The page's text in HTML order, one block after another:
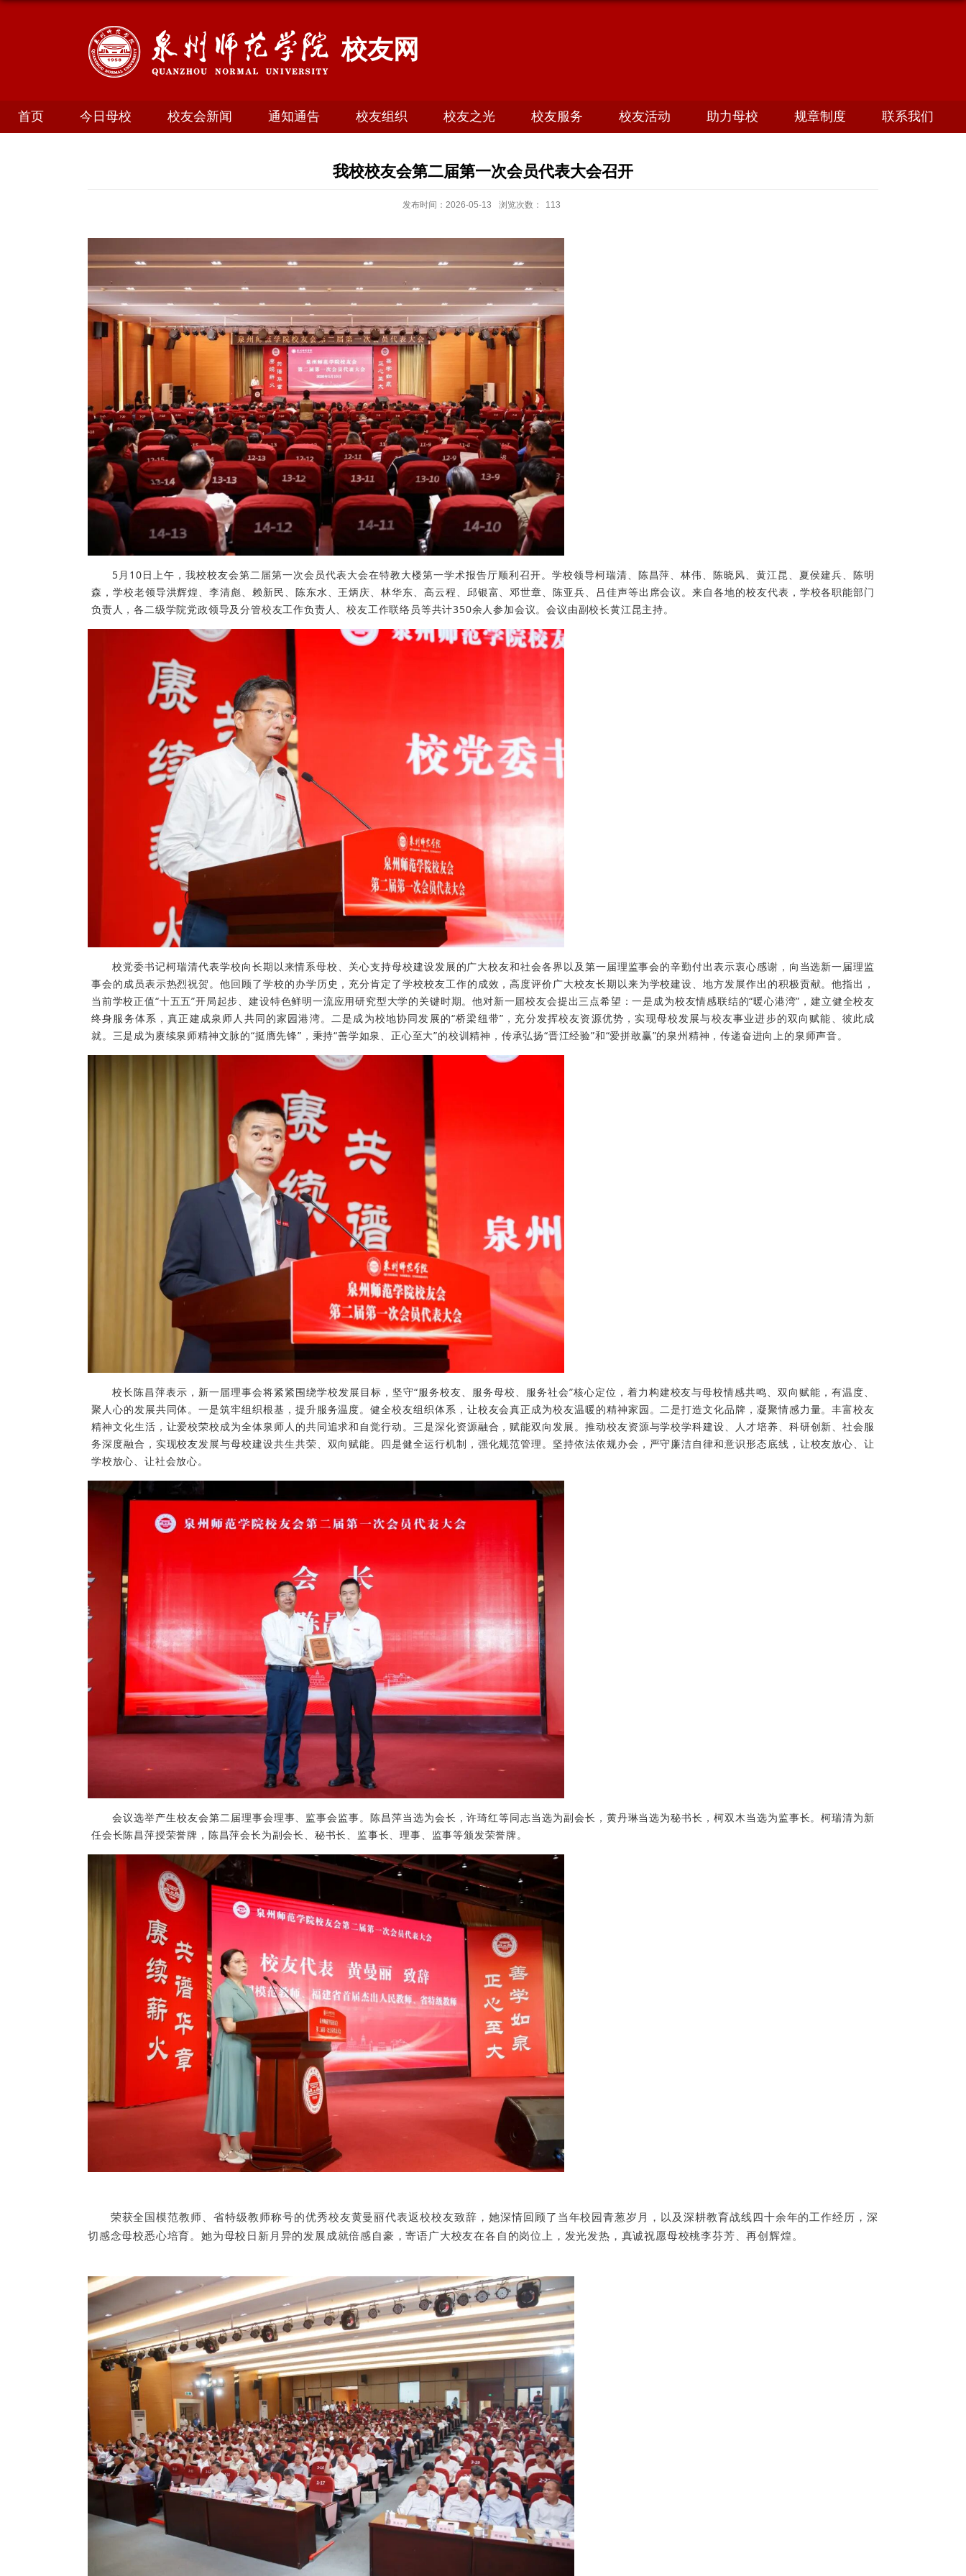
校友网
首页 今日母校 校友会新闻 通知通告 校友组织 校友之光 校友服务 校友活动 助力母校 规章制度 联系我们
我校校友会第二届第一次会员代表大会召开
发布时间：2026-05-13 浏览次数： 113
5月10日上午，我校校友会第二届第一次会员代表大会在特教大楼第一学术报告厅顺利召开。学校领导柯瑞清、陈昌萍、林伟、陈晓风、黄江昆、夏侯建兵、陈明
森，学校老领导洪辉煌、李清彪、赖新民、陈东水、王炳庆、林华东、高云程、邱银富、邓世章、陈亚兵、吕佳声等出席会议。来自各地的校友代表，学校各职能部门
负责人，各二级学院党政领导及分管校友工作负责人、校友工作联络员等共计350余人参加会议。会议由副校长黄江昆主持。
校党委书记柯瑞清代表学校向长期以来情系母校、关心支持母校建设发展的广大校友和社会各界以及第一届理监事会的辛勤付出表示衷心感谢，向当选新一届理监
事会的成员表示热烈祝贺。他回顾了学校的办学历史，充分肯定了学校校友工作的成效，高度评价广大校友长期以来为学校建设、地方发展作出的积极贡献。他指出，
当前学校正值“十五五”开局起步、建设特色鲜明一流应用研究型大学的关键时期。他对新一届校友会提出三点希望：一是成为校友情感联结的“暖心港湾”，建立健全校友
终身服务体系，真正建成泉师人共同的家园港湾。二是成为校地协同发展的“桥梁纽带”，充分发挥校友资源优势，实现母校发展与校友事业进步的双向赋能、彼此成
就。三是成为赓续泉师精神文脉的“挺膺先锋”，秉持“善学如泉、正心至大”的校训精神，传承弘扬“晋江经验”和“爱拼敢赢”的泉州精神，传递奋进向上的泉师声音。
校长陈昌萍表示，新一届理事会将紧紧围绕学校发展目标，坚守“服务校友、服务母校、服务社会”核心定位，着力构建校友与母校情感共鸣、双向赋能，有温度、
聚人心的发展共同体。一是筑牢组织根基，提升服务温度。健全校友组织体系，让校友会真正成为校友温暖的精神家园。二是打造文化品牌，凝聚情感力量。丰富校友
精神文化生活，让爱校荣校成为全体泉师人的共同追求和自觉行动。三是深化资源融合，赋能双向发展。推动校友资源与学校学科建设、人才培养、科研创新、社会服
务深度融合，实现校友发展与母校建设共生共荣、双向赋能。四是健全运行机制，强化规范管理。坚持依法依规办会，严守廉洁自律和意识形态底线，让校友放心、让
学校放心、让社会放心。
会议选举产生校友会第二届理事会理事、监事会监事。陈昌萍当选为会长，许琦红等同志当选为副会长，黄丹琳当选为秘书长，柯双木当选为监事长。柯瑞清为新
任会长陈昌萍授荣誉牌，陈昌萍会长为副会长、秘书长、监事长、理事、监事等颁发荣誉牌。
荣获全国模范教师、省特级教师称号的优秀校友黄曼丽代表返校校友致辞，她深情回顾了当年校园青葱岁月，以及深耕教育战线四十余年的工作经历，深
切感念母校悉心培育。她为母校日新月异的发展成就倍感自豪，寄语广大校友在各自的岗位上，发光发热，真诚祝愿母校桃李芬芳、再创辉煌。